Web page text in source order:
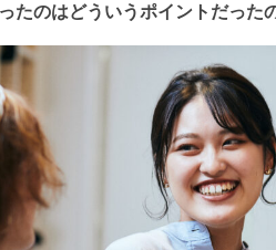
のはどういうポイントだった